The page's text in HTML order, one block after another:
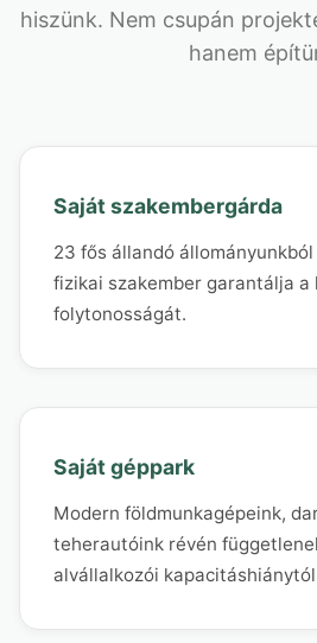
hiszünk. Nem csupán
hanem
Saját szakembergárda
23 fős állandó
fizikai szakember garantálja a
folytonosságát.
Saját géppark
Modern földmunkagépeink,
teherautóink révén
alvállalkozói